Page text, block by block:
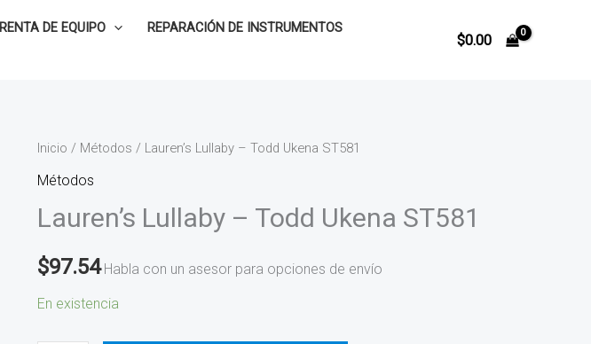
RENTA DE EQUIPO
REPARACIÓN DE INSTRUMENTOS
$0.00
Inicio / Métodos / Lauren’s Lullaby – Todd Ukena ST581
Métodos
Lauren’s Lullaby – Todd Ukena ST581
$97.54 Habla con un asesor para opciones de envío
En existencia
Lauren's
Lullaby
Todd
Ukena
ST581
cantidad